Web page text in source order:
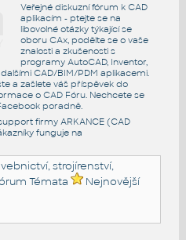
Veřejné diskuzní fórum k CAD
aplikacím - ptejte se na
libovolné otázky týkající se
oboru CAx, podělte se o vaše
znalosti a zkušenosti s
programy AutoCAD, Inventor,
dalšími CAD/BIM/PDM aplikacemi.
a zašlete váš příspěvek do
o CAD Fóru. Nechcete se
poradně.
firmy ARKANCE (CAD
funguje na
strojírenství,
Témata
Nejnovější